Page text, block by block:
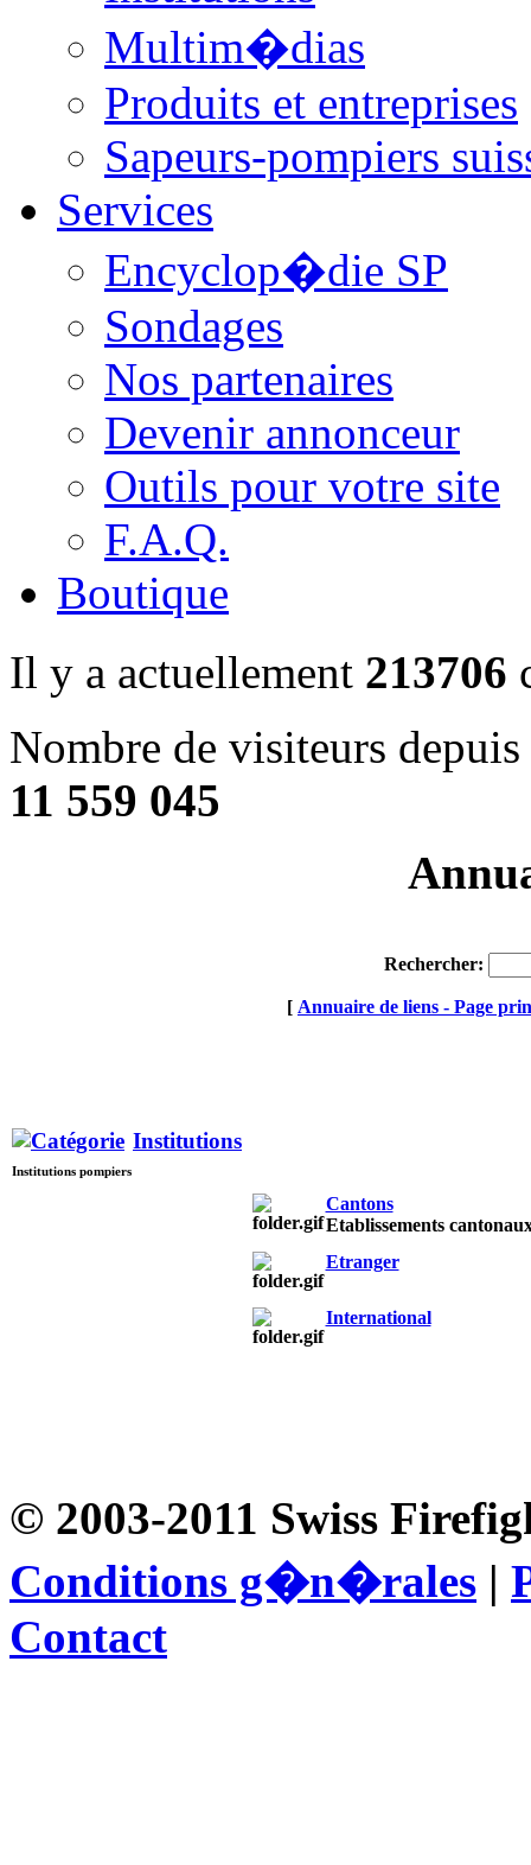
Multim�dias
Produits et entreprises
Sapeurs-pompiers
Services
Encyclop�die SP
Sondages
Nos partenaires
Devenir annonceur
Outils pour votre site
F.A.Q.
Boutique
Il y a actuellement 213706
Nombre de visiteurs
11 559 045
Rechercher:
[ Annuaire de liens - Page
Institutions
Institutions pompiers
Cantons
Etablissements
Etranger
International
© 2003-2011 Swiss
Conditions g�n�rales |
Contact